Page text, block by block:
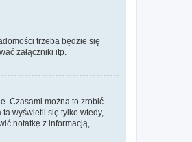
trzeba będzie się
załączniki itp.
Czasami można to zrobić
wyświetli się tylko wtedy,
notatkę z informacją,